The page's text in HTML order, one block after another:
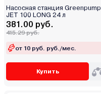
Насосная станция Greenpump
JET 100 LONG 24 л
381.00 руб.
415.29 руб.
от 10 руб. руб./мес.
Купить